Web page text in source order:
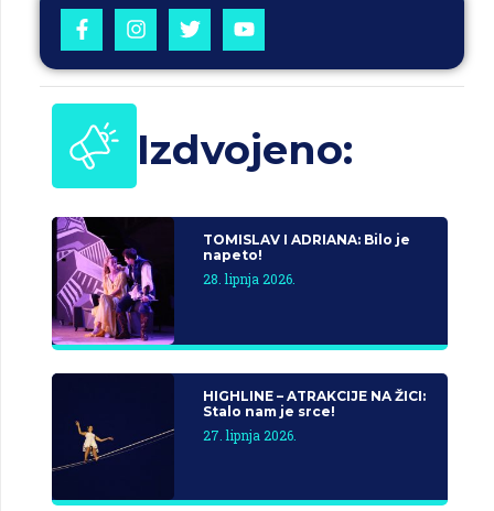
Izdvojeno:
TOMISLAV I ADRIANA: Bilo je
napeto!
28. lipnja 2026.
HIGHLINE – ATRAKCIJE NA ŽICI:
Stalo nam je srce!
27. lipnja 2026.